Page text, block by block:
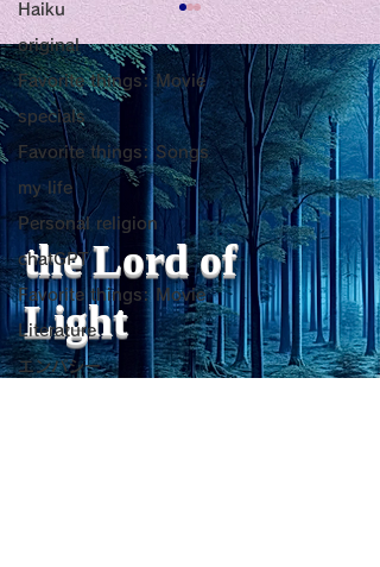
Haiku
original
Favorite things: Movie
specials
Favorite things: Songs
my life
Personal religion
chatGPT
Favorite things: Movie
Literature
エンパシー
Title: Death Affirmation
as a Generator of
Mental Vitality
AbstractThis paper argues
that “death affirmation” is
fundamentally different
from the classical
psychological concept of
“death acceptance.”
Death acceptance tends
to function as an entropic
leveling
the Lord of
Light